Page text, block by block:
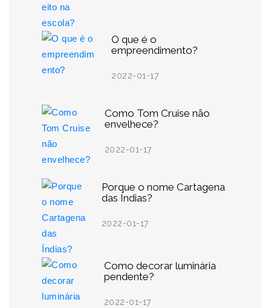
O que é o
empreendimento?
2022-01-17
Como Tom Cruise não
envelhece?
2022-01-17
Porque o nome Cartagena
das Índias?
2022-01-17
Como decorar luminária
pendente?
2022-01-17